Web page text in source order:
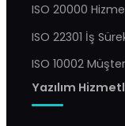
ISO 20000
ISO 22301 İş
ISO 10002
Yazılım